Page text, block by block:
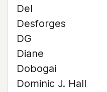
Del
Desforges
DG
Diane
Dobogai
Dominic J. Hall